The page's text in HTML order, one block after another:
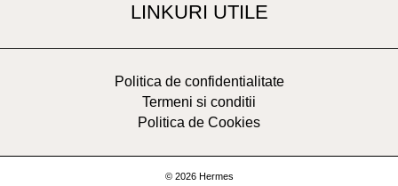
LINKURI UTILE
Politica de confidentialitate
Termeni si conditii
Politica de Cookies
© 2026 Hermes